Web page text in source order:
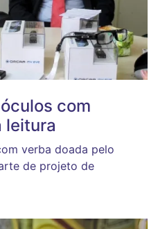
com
leitura
verba doada pelo
de projeto de